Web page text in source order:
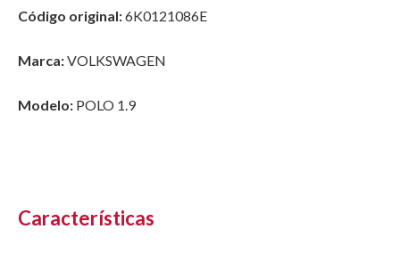
Código original:6K0121086E
Marca:VOLKSWAGEN
Modelo: POLO 1.9
Características